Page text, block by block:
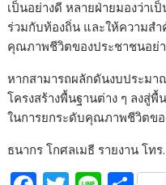
เป็นอย่างดี หลายฝ่ายมองว่าเ
ร่วมกับท้องถิ่น และให้ความส
คุณภาพชีวิตของประชาชนอย่
หากสามารถผลักดันงบประมา
โครงสร้างพื้นฐานต่าง ๆ ลงสู่
ในการยกระดับคุณภาพชีวิตข
ธนากร โกศลเมธี รายงาน โท